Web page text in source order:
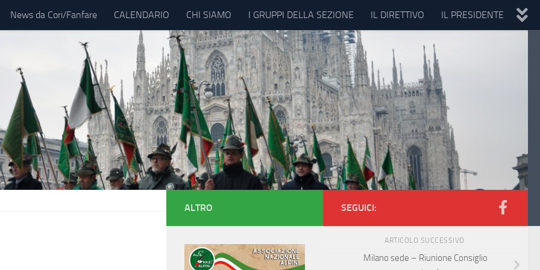
News da Cori/Fanfare CALENDARIO CHI SIAMO I GRUPPI DELLA SEZIONE IL DIRETTIVO IL PRESIDENTE
SEGUICI:
ARTICOLO SUCCESSIVO
Milano sede – Riunione Consiglio
ALTRO